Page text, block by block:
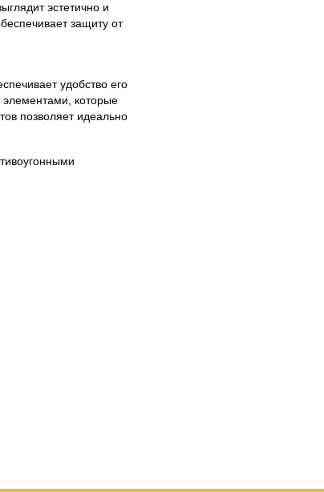
эстетично и
защиту от
удобство его
которые
позволяет идеально